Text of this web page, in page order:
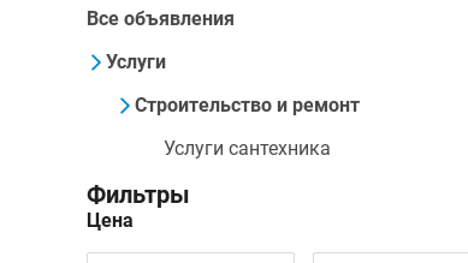
Все объявления
Услуги
Строительство и ремонт
Услуги сантехника
Фильтры
Цена